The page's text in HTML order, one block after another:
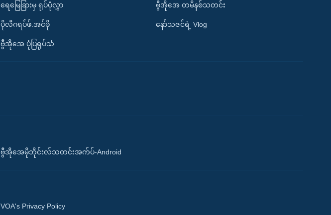
ရေမြေခြားမှ ရုပ်ပုံလွှာ
ပိုလီဂရပ်ဖ်.အင်ဖို
ဗွီအိုအေ ပုံပြရုပ်သံ
ဗွီအိုအေ တမိနစ်သတင်း
နော်သဇင်ရဲ့ Vlog
ဗွီအိုအေမိုဘိုင်းလ်သတင်းအက်ပ်-Android
VOA's Privacy Policy